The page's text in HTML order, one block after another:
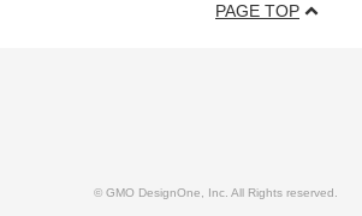
PAGE TOP
© GMO DesignOne, Inc. All Rights reserved.